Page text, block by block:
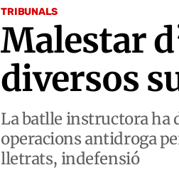
TRIBUNALS
Malestar
diversos
La batlle instructora ha
operacions antidroga
lletrats, indefensió